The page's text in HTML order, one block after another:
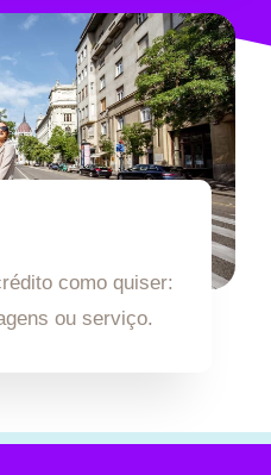
como quiser:
ou serviço.